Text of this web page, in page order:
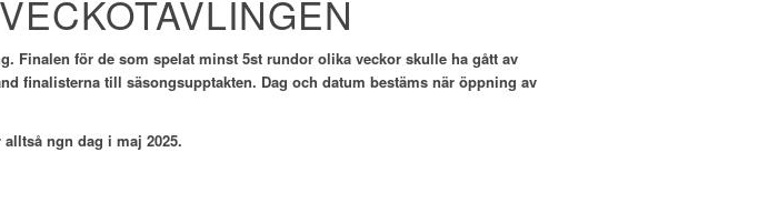
Finalen för de som spelat minst 5st rundor olika veckor skulle ha gått av
finalisterna till säsongsupptakten. Dag och datum bestäms när öppning av
ngn dag i maj 2025.